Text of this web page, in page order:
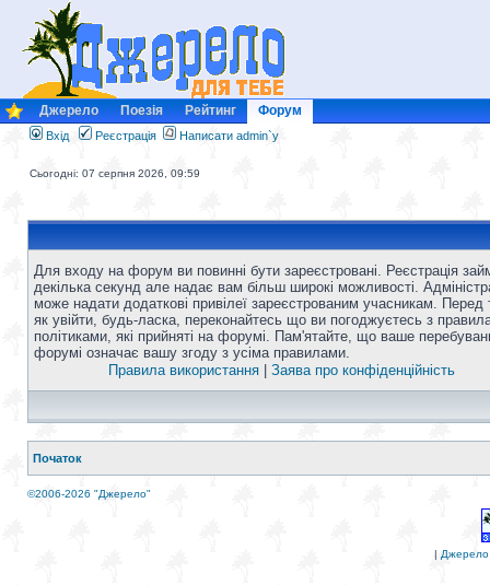
Джерело Поезія Рейтинг Форум
Вхід Реєстрація Написати admin`у
Сьогодні: 07 серпня 2026, 09:59
Для входу на форум ви повинні бути зареєстровані. Реєстрація
декілька секунд але надає вам більш широкі можливості.
може надати додаткові привілеї зареєстрованим учасникам. Перед
як увійти, будь-ласка, переконайтесь що ви погоджуєтесь з
політиками, які прийняті на форумі. Пам'ятайте, що ваше
форумі означає вашу згоду з усіма правилами.
Правила використання
Заява про конфіденційність
Початок
©2006-2026 "Джерело"
| Джерело